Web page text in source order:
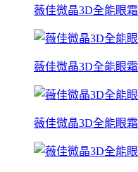
薇佳微晶3D全能眼霜
薇佳微晶3D全能眼霜
薇佳微晶3D全能眼霜